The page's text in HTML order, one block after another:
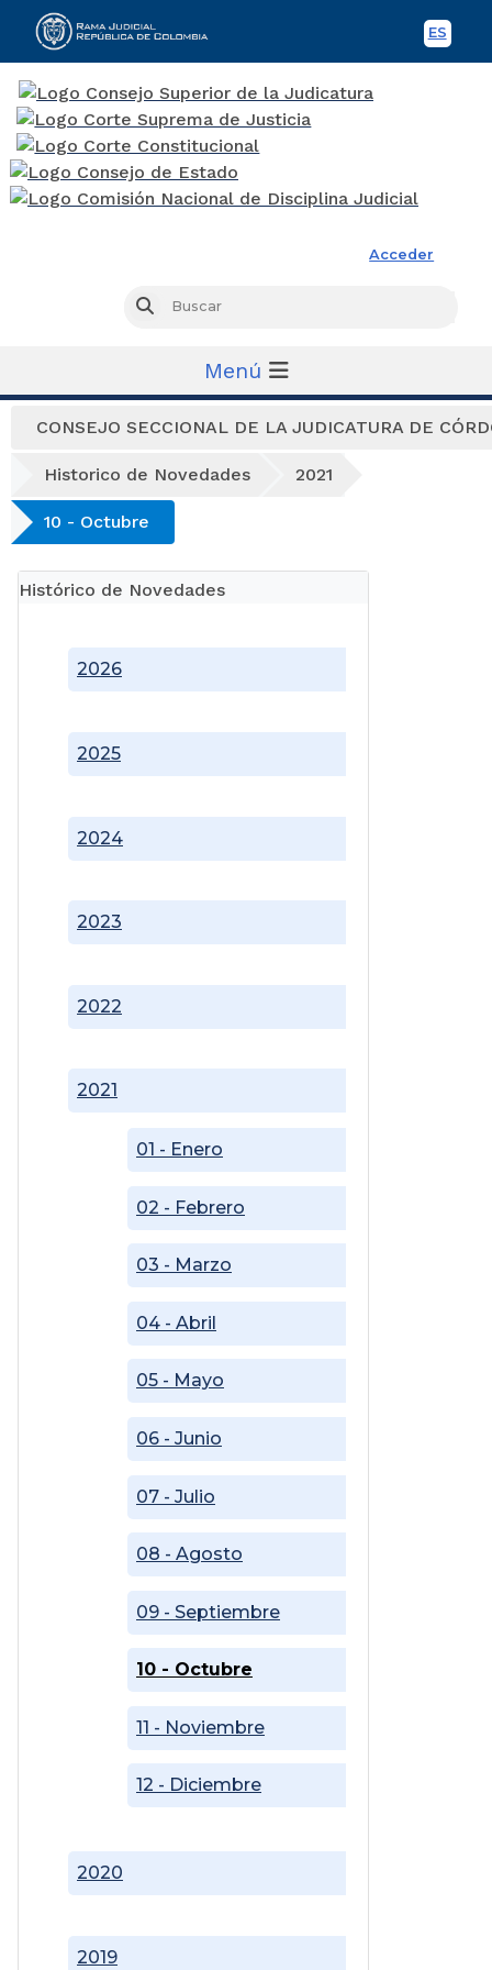
ES
Acceder
Buscar
Menú
CONSEJO SECCIONAL DE LA JUDICATURA DE
Historico de Novedades 2021
10 - Octubre
Histórico de Novedades
2019
2020
2021
01 - Enero
02 - Febrero
03 - Marzo
04 - Abril
05 - Mayo
06 - Junio
07 - Julio
08 - Agosto
09 - Septiembre
10 - Octubre
11 - Noviembre
12 - Diciembre
2022
2023
2024
2025
2026